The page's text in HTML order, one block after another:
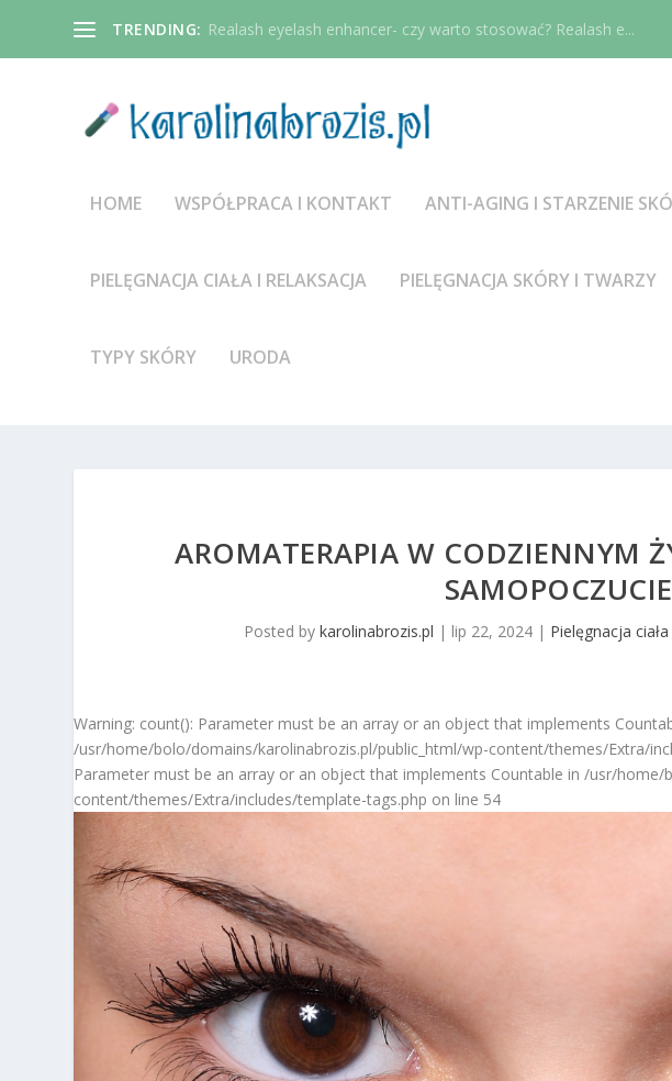
TRENDING: Realash eyelash enhancer- czy warto stosować? Realash e...
HOME WSPÓŁPRACA I KONTAKT ANTI-AGING I STARZENIE
PIELĘGNACJA CIAŁA I RELAKSACJA PIELĘGNACJA SKÓRY I TWARZY
TYPY SKÓRY URODA
AROMATERAPIA W CODZIENNYM
Posted bykarolinabrozis.pl | lip 22, 2024 | Pielęgnacja
Warning: count(): Parameter must be an array or an object that implements
/usr/home/bolo/domains/karolinabrozis.pl/public_html/wp-content/themes/Extra/
Parameter must be an array or an object that implements Countable in /usr/
content/themes/Extra/includes/template-tags.php on line 54